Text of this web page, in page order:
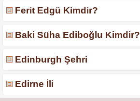
Ferit Edgü Kimdir?
Baki Süha Ediboğlu Kimdir?
Edinburgh Şehri
Edirne İli